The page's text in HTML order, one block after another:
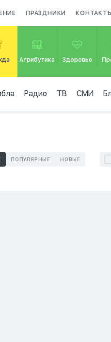
ПРАЗДНИКИ КОНТАКТЫ
Атрибутика Здоровье
Радио ТВ СМИ
ПОПУЛЯРНЫЕ НОВЫЕ